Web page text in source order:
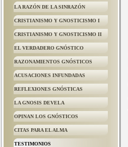
LA RAZÓN DE LA SINRAZÓN
CRISTIANISMO Y GNOSTICISMO I
CRISTIANISMO Y GNOSTICISMO II
EL VERDADERO GNÓSTICO
RAZONAMIENTOS GNÓSTICOS
ACUSACIONES INFUNDADAS
REFLEXIONES GNÓSTICAS
LA GNOSIS DEVELA
OPINAN LOS GNÓSTICOS
CITAS PARA EL ALMA
TESTIMONIOS